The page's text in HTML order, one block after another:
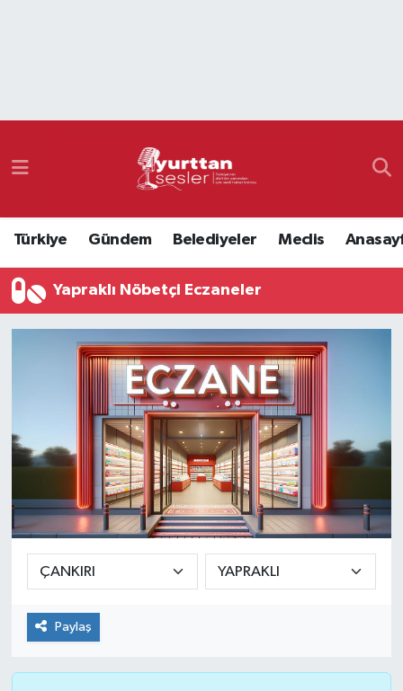
Türkiye Gündem Belediyeler Meclis
Yapraklı Nöbetçi Eczaneler
Paylaş
Namaz Vakitleri
Süper Lig Puan Durumu ve Fikstür
Tüm Manşetler
Son Dakika Haberleri
Haber Arşivi